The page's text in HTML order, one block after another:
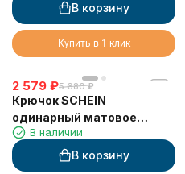
В корзину
Купить в 1 клик
2 579 ₽5 680 ₽
Крючок SCHEIN
одинарный матовое
золото (9211BG)
В наличии
В корзину